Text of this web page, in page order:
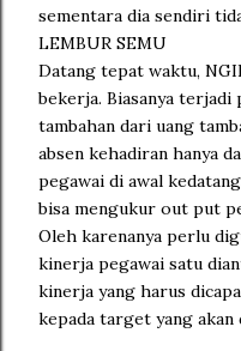
sementara dia sendiri
LEMBUR SEMU
Datang tepat waktu,
bekerja. Biasanya
tambahan dari uang
absen kehadiran hanya
pegawai di awal
bisa mengukur out put
Oleh karenanya perlu
kinerja pegawai satu
kinerja yang harus
kepada target yang akan